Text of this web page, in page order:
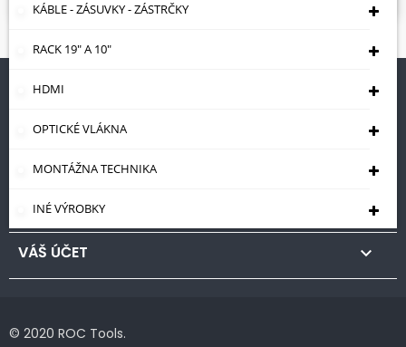
KÁBLE - ZÁSUVKY - ZÁSTRČKY
RACK 19" A 10"
HDMI
OPTICKÉ VLÁKNA
MONTÁŽNA TECHNIKA
INÉ VÝROBKY
PRODUKTY 
NAŠA SPOLOČNOSŤ 
VÁŠ ÚČET 
© 2020 ROC Tools.